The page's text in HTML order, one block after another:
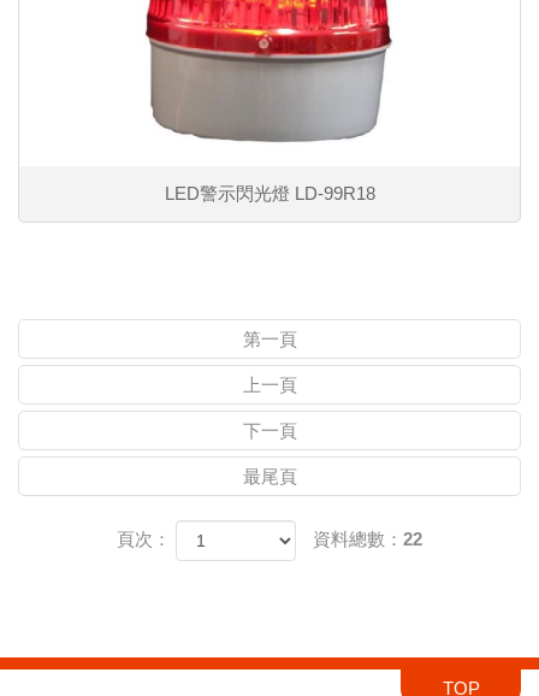
LED警示閃光燈 LD-99R18
第一頁
上一頁
下一頁
最尾頁
頁次： 資料總數：22
TOP